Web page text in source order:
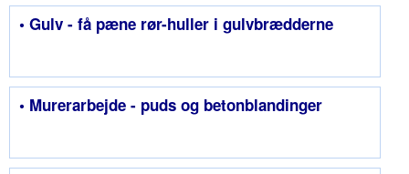
• Gulv - få pæne rør-huller i gulvbrædderne
• Murerarbejde - puds og betonblandinger